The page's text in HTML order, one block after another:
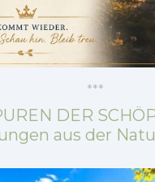
***
DER
aus der